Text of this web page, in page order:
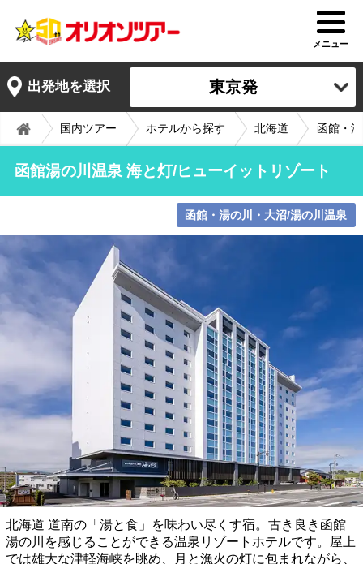
メニュー
出発地を選択 東京発
国内ツアー ホテルから探す 北海道 函館・
函館湯の川温泉 海と灯/ヒューイットリゾート
函館・湯の川・大沼/湯の川温泉
北海道 道南の「湯と食」を味わい尽くす宿。古き良き函館
湯の川を感じることができる温泉リゾートホテルです。屋上
では雄大な津軽海峡を眺め、月と漁火の灯に包まれながら、